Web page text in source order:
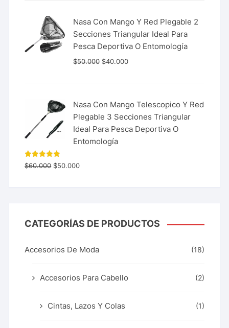
Nasa Con Mango Y Red Plegable 2
Secciones Triangular Ideal Para
Pesca Deportiva O Entomología
$50.000 $40.000
Nasa Con Mango Telescopico Y Red
Plegable 3 Secciones Triangular
Ideal Para Pesca Deportiva O
Entomología
Valorado
con 5.00
$60.000 $50.000
CATEGORÍAS DE PRODUCTOS
Accesorios De Moda (18)
Accesorios Para Cabello (2)
Cintas, Lazos Y Colas (1)